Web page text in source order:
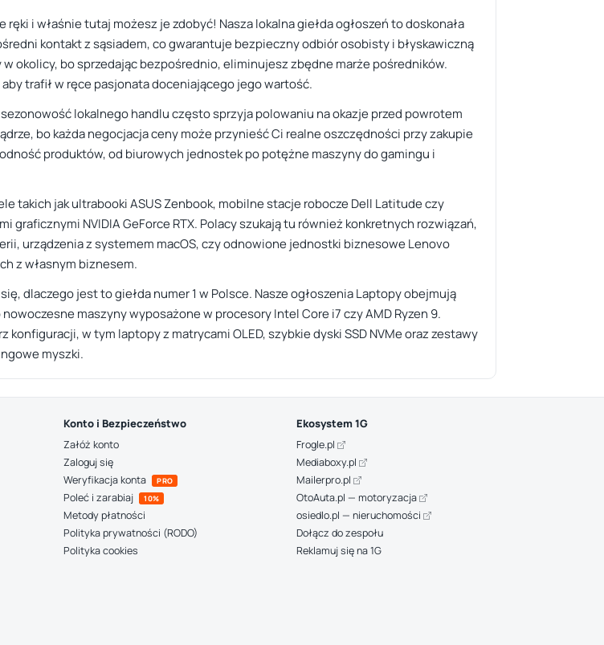
i właśnie tutaj możesz je zdobyć! Nasza lokalna giełda ogłoszeń to doskonała
kontakt z sąsiadem, co gwarantuje bezpieczny odbiór osobisty i błyskawiczną
okolicy, bo sprzedając bezpośrednio, eliminujesz zbędne marże pośredników.
trafił w ręce pasjonata doceniającego jego wartość.
lokalnego handlu często sprzyja polowaniu na okazje przed powrotem
bo każda negocjacja ceny może przynieść Ci realne oszczędności przy zakupie
produktów, od biurowych jednostek po potężne maszyny do gamingu i
takich jak ultrabooki ASUS Zenbook, mobilne stacje robocze Dell Latitude czy
NVIDIA GeForce RTX. Polacy szukają tu również konkretnych rozwiązań,
urządzenia z systemem macOS, czy odnowione jednostki biznesowe Lenovo
z własnym biznesem.
dlaczego jest to giełda numer 1 w Polsce. Nasze ogłoszenia Laptopy obejmują
maszyny wyposażone w procesory Intel Core i7 czy AMD Ryzen 9.
w tym laptopy z matrycami OLED, szybkie dyski SSD NVMe oraz zestawy
myszki.
Konto i Bezpieczeństwo
Załóż konto
Zaloguj się
Weryfikacja konta
PRO
Poleć i zarabiaj 10%
Metody płatności
Polityka prywatności (RODO)
Polityka cookies
Ekosystem 1G
Frogle.pl
Mediaboxy.pl
Mailerpro.pl
OtoAuta.pl — motoryzacja
osiedlo.pl — nieruchomości
Dołącz do zespołu
Reklamuj się na 1G